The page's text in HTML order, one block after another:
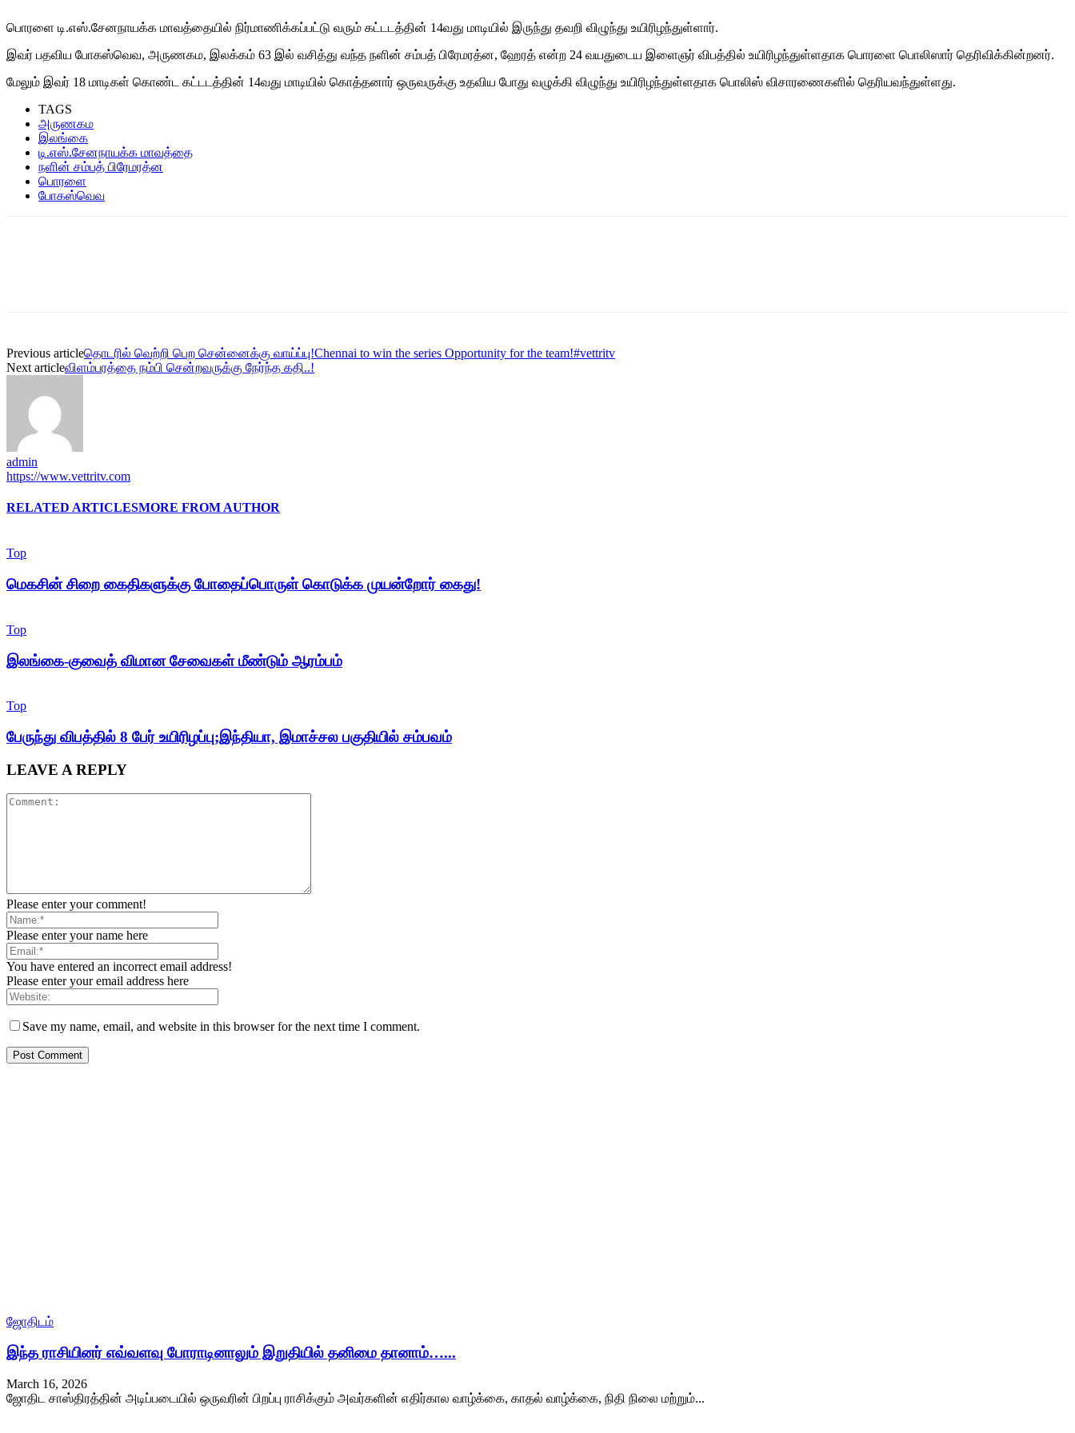
பொரளை டி.எஸ்.சேனநாயக்க மாவத்தையில் நிர்மாணிக்கப்பட்டு வரும் கட்டடத்தின் 14வது மாடியில் இருந்து தவறி விழுந்து உயிரிழந்துள்ளார்.
இவர் பதவிய போகஸ்வெவ, அருணகம, இலக்கம் 63 இல் வசித்து வந்த நளின் சம்பத் பிரேமரத்ன, ஹேரத் என்ற 24 வயதுடைய இளைஞர் விபத்தில் உயிரிழந்துள்ளதாக பொரளை பொலிஸார் தெரிவிக்கின்றனர்.
மேலும் இவர் 18 மாடிகள் கொண்ட கட்டடத்தின் 14வது மாடியில் கொத்தனார் ஒருவருக்கு உதவிய போது வழுக்கி விழுந்து உயிரிழந்துள்ளதாக பொலிஸ் விசாரணைகளில் தெரியவந்துள்ளது.
TAGS
அருணகம
இலங்கை
டி.எஸ்.சேனநாயக்க மாவத்தை
நளின் சம்பத் பிரேமரத்ன
பொரளை
போகஸ்வெவ
Previous articleதொடரில் வெற்றி பெற சென்னைக்கு வாய்ப்பு!Chennai to win the series Opportunity for the team!#vettritv
Next articleவிளம்பரத்தை நம்பி சென்றவருக்கு நேர்ந்த கதி..!
admin
https://www.vettritv.com
RELATED ARTICLESMORE FROM AUTHOR
Top
மெகசின் சிறை கைதிகளுக்கு போதைப்பொருள் கொடுக்க முயன்றோர் கைது!
Top
இலங்கை-குவைத் விமான சேவைகள் மீண்டும் ஆரம்பம்
Top
பேருந்து விபத்தில் 8 பேர் உயிரிழப்பு;இந்தியா, இமாச்சல பகுதியில் சம்பவம்
LEAVE A REPLY
Please enter your comment!
Please enter your name here
You have entered an incorrect email address!
Please enter your email address here
Save my name, email, and website in this browser for the next time I comment.
ஜோதிடம்
இந்த ராசியினர் எவ்வளவு போராடினாலும் இறுதியில் தனிமை தானாம்…...
March 16, 2026
ஜோதிட சாஸ்திரத்தின் அடிப்படையில் ஒருவரின் பிறப்பு ராசிக்கும் அவர்களின் எதிர்கால வாழ்க்கை, காதல் வாழ்க்கை, நிதி நிலை மற்றும்...